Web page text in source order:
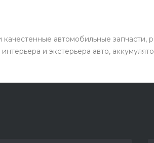
автомобильные
и экстерьера авто,